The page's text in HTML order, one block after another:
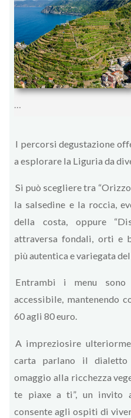
…
I percorsi degustazione
a esplorare la Liguria da
Si può scegliere tra
la salsedine e la roccia,
della costa, oppure
attraversa fondali, orti e
più autentica e variegata
Entrambi i menu
accessibile, mantenendo
60 agli 80 euro.
A impreziosire
carta parlano il dialetto
omaggio alla ricchezza
te piaxe a ti”, un invito
consente agli ospiti di